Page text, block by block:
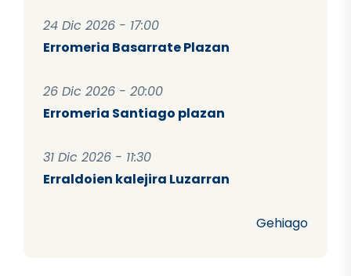
24 Dic 2026 - 17:00
Erromeria Basarrate Plazan
26 Dic 2026 - 20:00
Erromeria Santiago plazan
31 Dic 2026 - 11:30
Erraldoien kalejira Luzarran
Gehiago